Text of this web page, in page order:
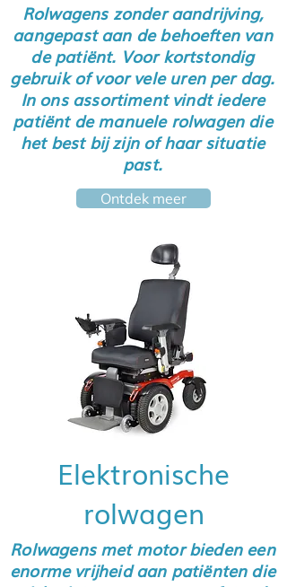
Rolwagens zonder aandrijving,
aangepast aan de behoeften van
de patiënt. Voor kortstondig
gebruik of voor vele uren per dag.
In ons assortiment vindt iedere
patiënt de manuele rolwagen die
het best bij zijn of haar situatie
past.
Ontdek meer
Elektronische
rolwagen
Rolwagens met motor bieden een
enorme vrijheid aan patiënten die